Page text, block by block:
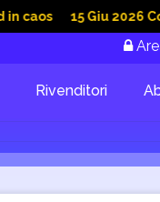
15 Giu 2026 Cold
Rivenditori